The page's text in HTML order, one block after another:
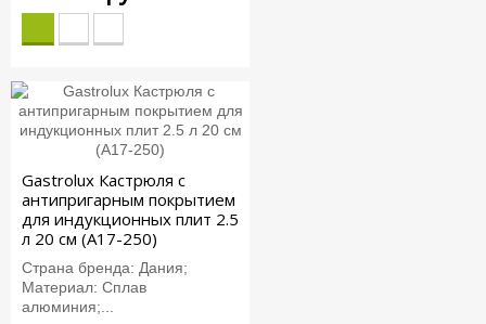
Gastrolux Кастрюля с
антипригарным покрытием
для индукционных плит 2.5
л 20 см (A17-250)
Страна бренда: Дания;
Материал: Сплав
алюминия;...